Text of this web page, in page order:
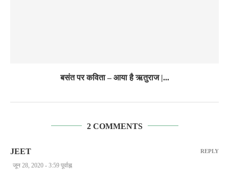
बसंत पर कविता – आया है ऋतुराज |...
2 COMMENTS
JEET
जून 28, 2020 - 3:59 पूर्वाह्न
REPLY